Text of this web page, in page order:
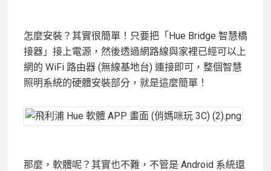
怎麼安裝？其實很簡單！只要把「Hue Bridge 智慧橋
接器」接上電源，然後透過網路線與家裡已經可以上
網的 WiFi 路由器 (無線基地台) 連接即可，整個智慧
照明系統的硬體安裝部分，就是這麼簡單！
那麼，軟體呢？其實也不難，不管是 Android 系統還